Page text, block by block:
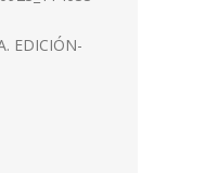
EDICIÓN-